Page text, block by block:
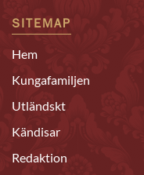
SITEMAP
Hem
Kungafamiljen
Utländskt
Kändisar
Redaktion